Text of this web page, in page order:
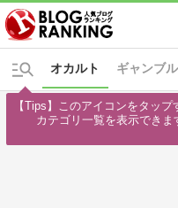
ギャンブル
オカルト
【Tips】このアイコンをタップ
カテゴリ一覧を表示できま